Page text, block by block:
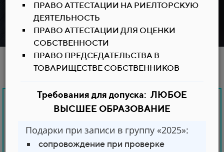
Обратный звонок
АУТСОРСИНГ
ОХРАНА ТРУДА
ПРАВО АТТЕСТАЦИИ НА РИЕЛТОРСКУЮ
ДЕЯТЕЛЬНОСТЬ
ПРАВО АТТЕСТАЦИИ ДЛЯ ОЦЕНКИ
СОБСТВЕННОСТИ
ПРАВО ПРЕДСЕДАТЕЛЬСТВА В
ТОВАРИЩЕСТВЕ СОБСТВЕННИКОВ
Требования для допуска: ЛЮБОЕ
ВЫСШЕЕ ОБРАЗОВАНИЕ
Подарки при записи в группу «2025»:
сопровождение при проверке